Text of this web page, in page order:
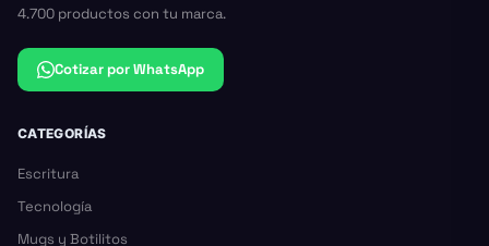
4.700 productos con tu marca.
Cotizar por WhatsApp
CATEGORÍAS
Escritura
Tecnología
Mugs y Botilitos